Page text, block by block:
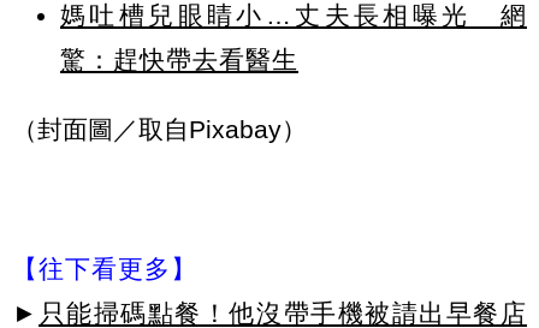
媽吐槽兒眼睛小…丈夫長相曝光 網
驚：趕快帶去看醫生
（封面圖／取自Pixabay）
【往下看更多】
► 只能掃碼點餐！他沒帶手機被請出早餐店